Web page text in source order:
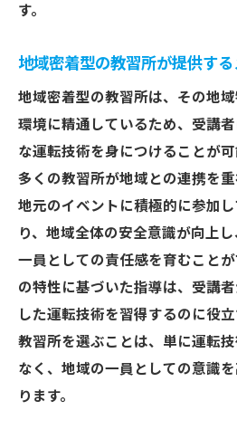
料金とサービス内容を
隠れコストを見逃さな
料金に見合った価値を
支払方法とその利便性
コストパフォーマンス
方
予約のしやすさが決め手埼
習所通い
オンライン予約システ
便性
す。
地域密着型の教習所が提供する
地域密着型の教習所は、その地
環境に精通しているため、受講
な運転技術を身につけることが可
多くの教習所が地域との連携を
地元のイベントに積極的に参加
り、地域全体の安全意識が向上
一員としての責任感を育むこと
の特性に基づいた指導は、受講
した運転技術を習得するのに役
教習所を選ぶことは、単に運転
なく、地域の一員としての意識
ります。